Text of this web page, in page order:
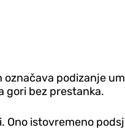
podizanje
gori bez prestanka.
istovremeno